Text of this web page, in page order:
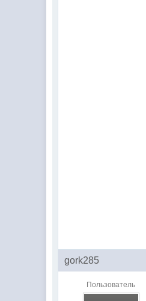
gork285
Пользователь